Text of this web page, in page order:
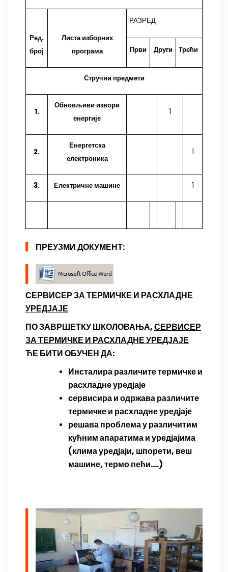
Ред.
број
Листа изборних
програма
РАЗРЕД
Први Други Трећи
Стручни предмети
1.
Обновљиви извори
енергије
1
2.
Енергетска
електроника
1
3. Електричне машине 1
ПРЕУЗМИ ДОКУМЕНТ:
СЕРВИСЕР ЗА ТЕРМИЧКЕ И РАСХЛАДНЕ
УРЕДЈАЈЕ
ПО ЗАВРШЕТКУ ШКОЛОВАЊА,СЕРВИСЕР
ЗА ТЕРМИЧКЕ И РАСХЛАДНЕ УРЕДЈАЈЕ
ЋЕ БИТИ ОБУЧЕН ДА:
Инсталира различите термичке и
расхладне уредјаје
сервисира и одржава различите
термичке и расхладне уредјаје
решава проблема у различитим
кућним апаратима и уредјајима
(клима уредјаји, шпорети, веш
машине, термо пећи….)